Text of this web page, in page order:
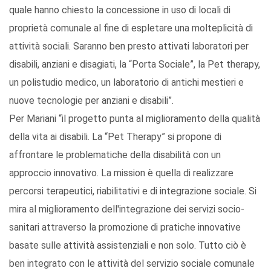
quale hanno chiesto la concessione in uso di locali di
proprietà comunale al fine di espletare una molteplicità di
attività sociali. Saranno ben presto attivati laboratori per
disabili, anziani e disagiati, la “Porta Sociale”, la Pet therapy,
un polistudio medico, un laboratorio di antichi mestieri e
nuove tecnologie per anziani e disabili”.
Per Mariani “il progetto punta al miglioramento della qualità
della vita ai disabili. La “Pet Therapy” si propone di
affrontare le problematiche della disabilità con un
approccio innovativo. La mission è quella di realizzare
percorsi terapeutici, riabilitativi e di integrazione sociale. Si
mira al miglioramento dell'integrazione dei servizi socio-
sanitari attraverso la promozione di pratiche innovative
basate sulle attività assistenziali e non solo. Tutto ciò è
ben integrato con le attività del servizio sociale comunale